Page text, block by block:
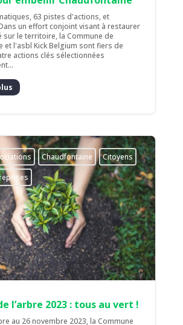
63 pistes d'actions, et
un effort conjoint visant à restaurer
le territoire, la Commune de
et l'asbl Kick Belgium sont fiers de
actions clés sélectionnées
Chaudfontaine
Citoyens
l’arbre 2023 : tous au vert !
au 26 novembre 2023, la Commune